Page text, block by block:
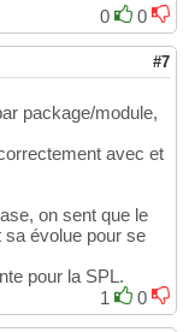
0
0
#7
package/module,
avec et
on sent que le
sa évolue pour se
pour la SPL.
1
0